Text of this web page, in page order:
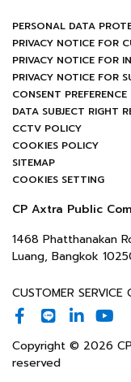
PERSONAL DATA
PRIVACY NOTICE FOR
PRIVACY NOTICE FOR
PRIVACY NOTICE FOR
CONSENT PREFERENCE
DATA SUBJECT RIGHT
CCTV POLICY
COOKIES POLICY
SITEMAP
COOKIES SETTING
CP Axtra Public
1468 Phatthanakan
Luang, Bangkok
CUSTOMER SERVICE
Copyright © 2026
reserved